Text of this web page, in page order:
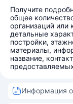
Получите
общее
организаций
детальные
постройки,
материалы,
название,
Информация